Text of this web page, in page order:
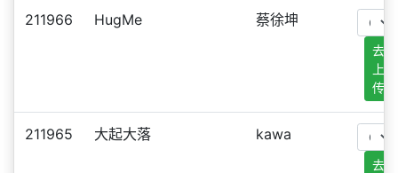
211966 HugMe 蔡徐坤
去
上
传
211965 大起大落 kawa
去